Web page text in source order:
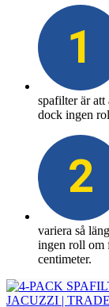
1
spafilter är
dock ingen
2
variera så
ingen roll om
centimeter.